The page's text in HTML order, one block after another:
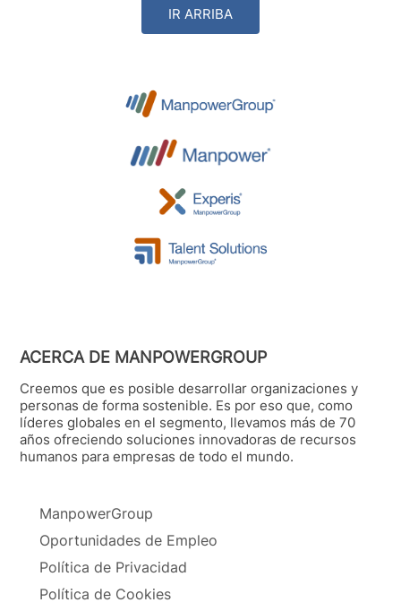
IR ARRIBA
ACERCA DE MANPOWERGROUP
Creemos que es posible desarrollar organizaciones y
personas de forma sostenible. Es por eso que, como
líderes globales en el segmento, llevamos más de 70
años ofreciendo soluciones innovadoras de recursos
humanos para empresas de todo el mundo.
ManpowerGroup
Oportunidades de Empleo
Política de Privacidad
Política de Cookies